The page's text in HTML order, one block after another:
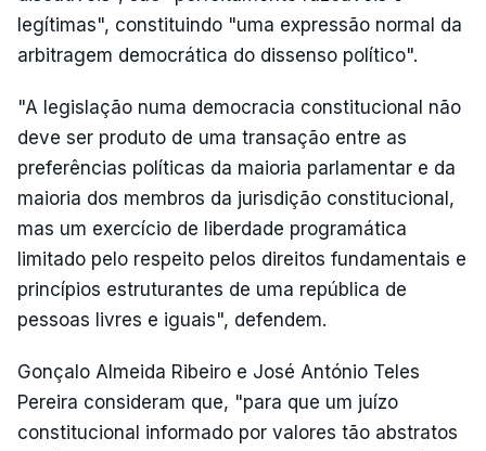
legítimas", constituindo "uma expressão normal da
arbitragem democrática do dissenso político".
"A legislação numa democracia constitucional não
deve ser produto de uma transação entre as
preferências políticas da maioria parlamentar e da
maioria dos membros da jurisdição constitucional,
mas um exercício de liberdade programática
limitado pelo respeito pelos direitos fundamentais e
princípios estruturantes de uma república de
pessoas livres e iguais", defendem.
Gonçalo Almeida Ribeiro e José António Teles
Pereira consideram que, "para que um juízo
constitucional informado por valores tão abstratos